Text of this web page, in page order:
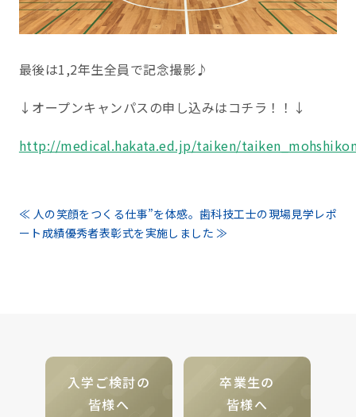
最後は1,2年生全員で記念撮影♪
↓オープンキャンパスの申し込みはコチラ！！↓
http://medical.hakata.ed.jp/taiken/
≪ 人の笑顔をつくる仕事”を体感。歯科技工士の現場見学レポ
ート 成績優秀者表彰式を実施しました ≫
入学ご検討の
皆様へ
卒業生の
皆様へ